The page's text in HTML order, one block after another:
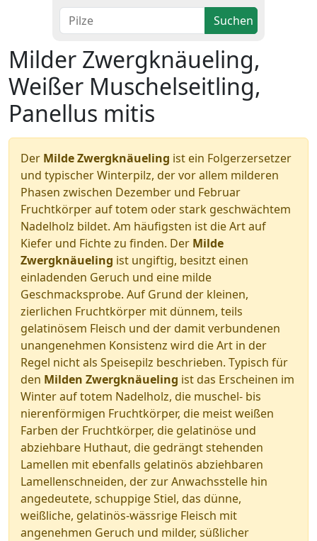
Suchen
Milder Zwergknäueling,
Weißer Muschelseitling,
Panellus mitis
Der Milde Zwergknäueling ist ein Folgerzersetzer
und typischer Winterpilz, der vor allem milderen
Phasen zwischen Dezember und Februar
Fruchtkörper auf totem oder stark geschwächtem
Nadelholz bildet. Am häufigsten ist die Art auf
Kiefer und Fichte zu finden. Der Milde
Zwergknäueling ist ungiftig, besitzt einen
einladenden Geruch und eine milde
Geschmacksprobe. Auf Grund der kleinen,
zierlichen Fruchtkörper mit dünnem, teils
gelatinösem Fleisch und der damit verbundenen
unangenehmen Konsistenz wird die Art in der
Regel nicht als Speisepilz beschrieben. Typisch für
den Milden Zwergknäueling ist das Erscheinen im
Winter auf totem Nadelholz, die muschel- bis
nierenförmigen Fruchtkörper, die meist weißen
Farben der Fruchtkörper, die gelatinöse und
abziehbare Huthaut, die gedrängt stehenden
Lamellen mit ebenfalls gelatinös abziehbaren
Lamellenschneiden, der zur Anwachsstelle hin
angedeutete, schuppige Stiel, das dünne,
weißliche, gelatinös-wässrige Fleisch mit
angenehmen Geruch und milder, süßlicher